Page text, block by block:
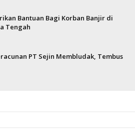
Bantuan Bagi Korban Banjir di
Tengah
PT Sejin Membludak, Tembus